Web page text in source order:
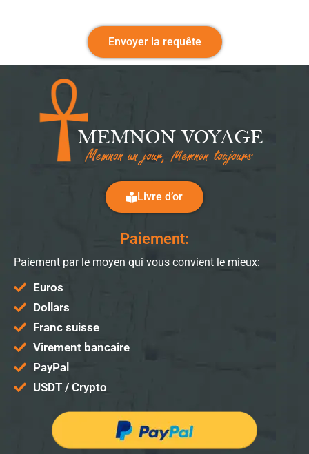
Envoyer la requête
Livre d’or
Paiement:
Paiement par le moyen qui vous convient le mieux:
Euros
Dollars
Franc suisse
Virement bancaire
PayPal
USDT / Crypto